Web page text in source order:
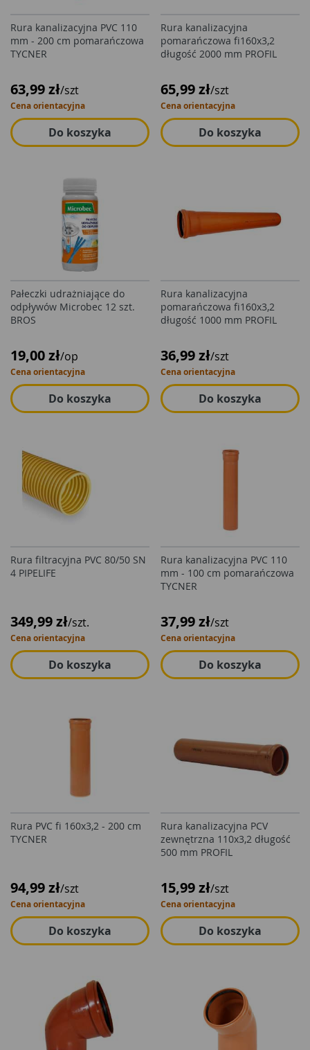
Rura kanalizacyjna PVC 110
mm - 200 cm pomarańczowa
TYCNER
63,99 zł/szt
Cena orientacyjna
Do koszyka
Rura kanalizacyjna
pomarańczowa fi160x3,2
długość 2000 mm PROFIL
65,99 zł/szt
Cena orientacyjna
Do koszyka
Pałeczki udrażniające do
odpływów Microbec 12 szt.
BROS
19,00 zł/op
Cena orientacyjna
Do koszyka
Rura kanalizacyjna
pomarańczowa fi160x3,2
długość 1000 mm PROFIL
36,99 zł/szt
Cena orientacyjna
Do koszyka
Rura filtracyjna PVC 80/50 SN
4 PIPELIFE
349,99 zł/szt.
Cena orientacyjna
Do koszyka
Rura kanalizacyjna PVC 110
mm - 100 cm pomarańczowa
TYCNER
37,99 zł/szt
Cena orientacyjna
Do koszyka
Rura PVC fi 160x3,2 - 200 cm
TYCNER
94,99 zł/szt
Cena orientacyjna
Do koszyka
Rura kanalizacyjna PCV
zewnętrzna 110x3,2 długość
500 mm PROFIL
15,99 zł/szt
Cena orientacyjna
Do koszyka